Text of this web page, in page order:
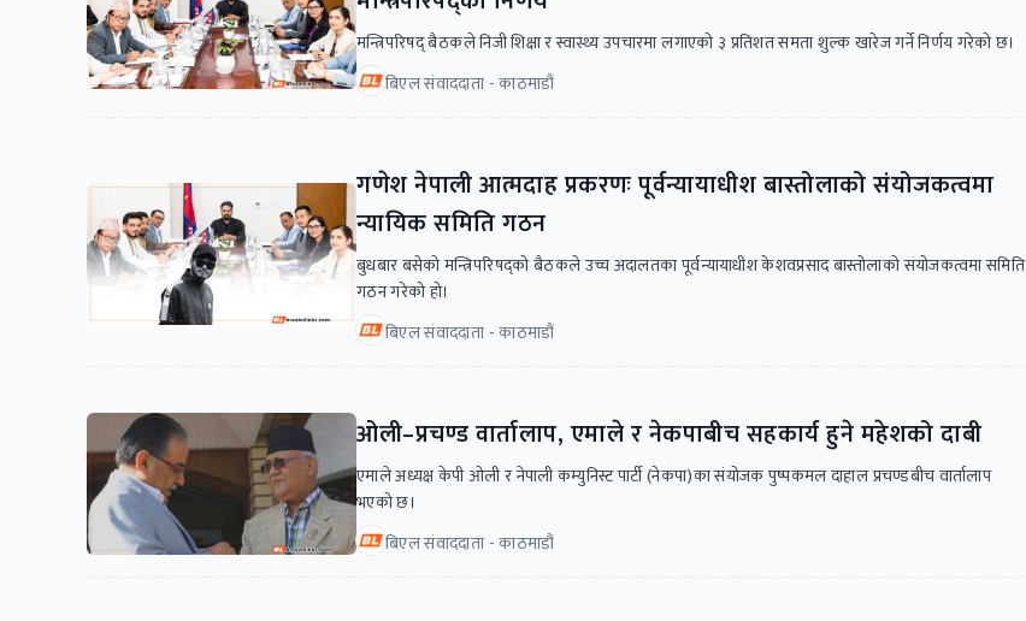
मन्त्रिपरिषद् बैठकले निजी शिक्षा र स्वास्थ्य उपचारमा लगाएको ३ प्रतिशत समता शुल्क खारेज गर्ने निर्णय गरेको छ।
बिएल संवाददाता - काठमाडौं
गणेश नेपाली आत्मदाह प्रकरणः पूर्वन्यायाधीश बास्तोलाको संयोजकत्वमा
न्यायिक समिति गठन
बुधबार बसेको मन्त्रिपरिषद्को बैठकले उच्च अदालतका पूर्वन्यायाधीश केशवप्रसाद बास्तोलाको संयोजकत्वमा समिति
गठन गरेको हो।
बिएल संवाददाता - काठमाडौं
ओली–प्रचण्ड वार्तालाप, एमाले र नेकपाबीच सहकार्य हुने महेशको दाबी
एमाले अध्यक्ष केपी ओली र नेपाली कम्युनिस्ट पार्टी (नेकपा)का संयोजक पुष्पकमल दाहाल प्रचण्डबीच वार्तालाप
भएको छ।
बिएल संवाददाता - काठमाडौं